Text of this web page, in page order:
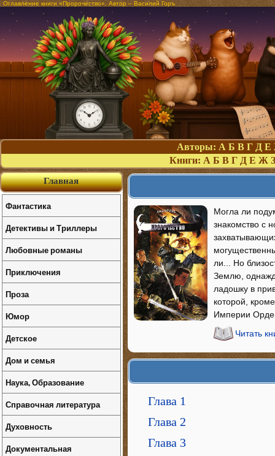
Оглавление книги «Пророчество». Автор – Василий Горъ
Авторы: А Б В Г Д Е
Книги: А Б В Г Д Е Ж З
Могла ли
знакомство с
ли... Но
Землю,
ладошку в
которой,
Империи
Читать
Глава 1
Глава 2
Глава 3
Главная
Фантастика
Детективы и Триллеры
Любовные романы
Приключения
Проза
Юмор
Детское
Дом и семья
Наука, Образование
Справочная литература
Духовность
Документальная